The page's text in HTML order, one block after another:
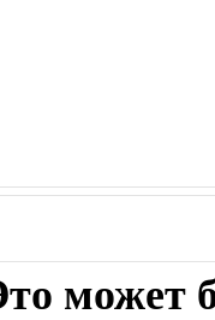
может